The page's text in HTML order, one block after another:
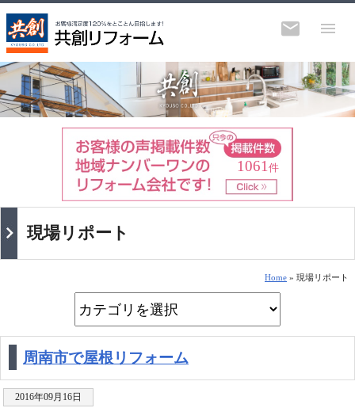
1061 件
現場リポート
Home » 現場リポート
周南市で屋根リフォーム
2016年09月16日